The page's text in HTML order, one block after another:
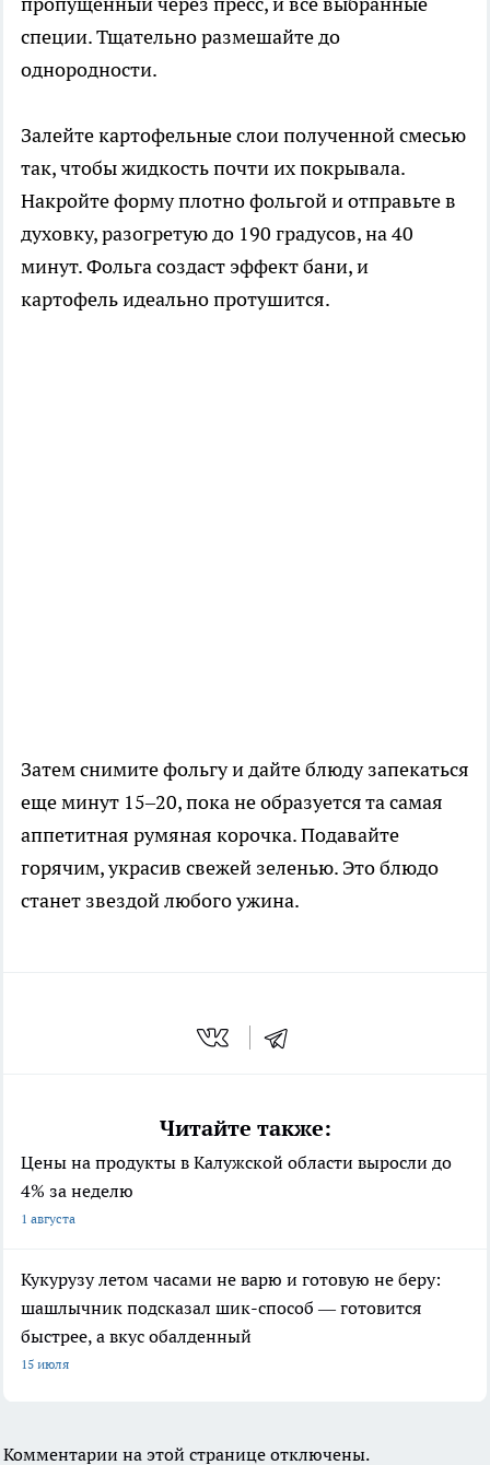
специи. Тщательно размешайте до
однородности.
Залейте картофельные слои полученной смесью
так, чтобы жидкость почти их покрывала.
Накройте форму плотно фольгой и отправьте в
духовку, разогретую до 190 градусов, на 40
минут. Фольга создаст эффект бани, и
картофель идеально протушится.
Затем снимите фольгу и дайте блюду запекаться
еще минут 15–20, пока не образуется та самая
аппетитная румяная корочка. Подавайте
горячим, украсив свежей зеленью. Это блюдо
станет звездой любого ужина.
Читайте также:
Цены на продукты в Калужской области выросли до
4% за неделю
1 августа
Кукурузу летом часами не варю и готовую не беру:
шашлычник подсказал шик-способ — готовится
быстрее, а вкус обалденный
15 июля
Комментарии на этой странице отключены.